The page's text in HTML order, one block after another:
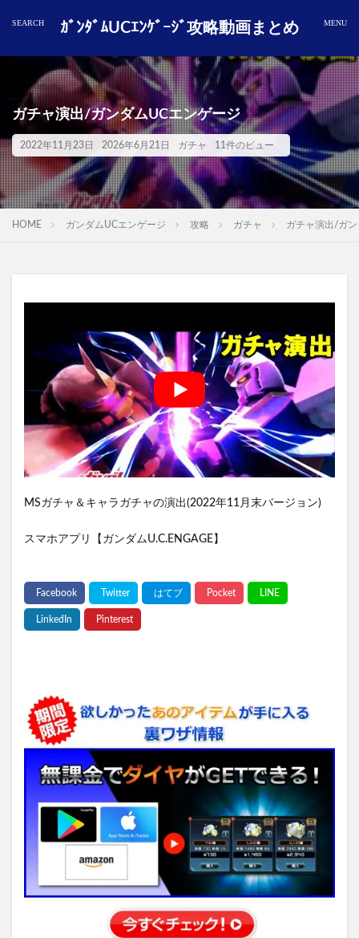
ｶﾞﾝﾀﾞﾑUCｴﾝｹﾞｰｼﾞ攻略動画まとめ
ガチャ演出/ガンダムUCエンゲージ
2022年11月23日 2026年6月21日 ガチャ 11件のビュー
HOME ガンダムUCエンゲージ 攻略 ガチャ ガチャ演出/ガ
MSガチャ＆キャラガチャの演出(2022年11月末バージョン)
スマホアプリ【ガンダムU.C.ENGAGE】